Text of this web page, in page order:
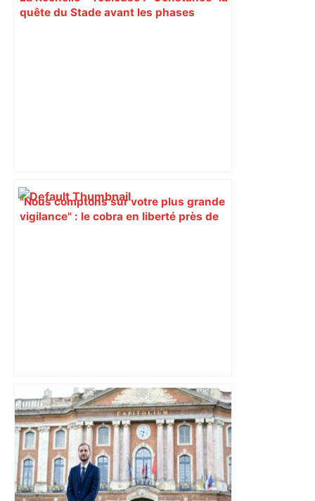
quête du Stade avant les phases
"Nous comptons sur votre plus grande
vigilance" : le cobra en liberté près de
Top 14 – L'oscar de la semaine : Paul
Graou (Toulouse), un doublé en patron
– Rugbyrama